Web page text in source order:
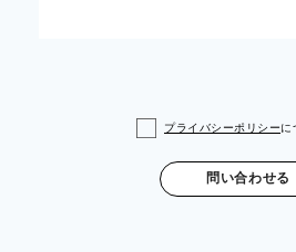
プライバシーポリシーに
問い合わせる